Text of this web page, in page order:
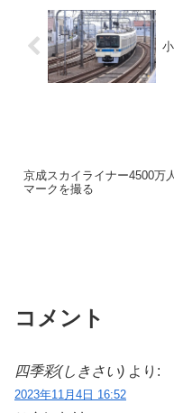
京成スカイライナー4500万
マークを撮る
コメント
四季彩(しきさい) より:
2023年11月4日 16:52